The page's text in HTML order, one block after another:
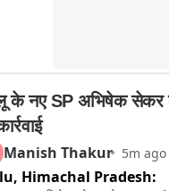
के नए SP अभिषेक सेकर
Manish Thakur 5m ago
Himachal Pradesh: